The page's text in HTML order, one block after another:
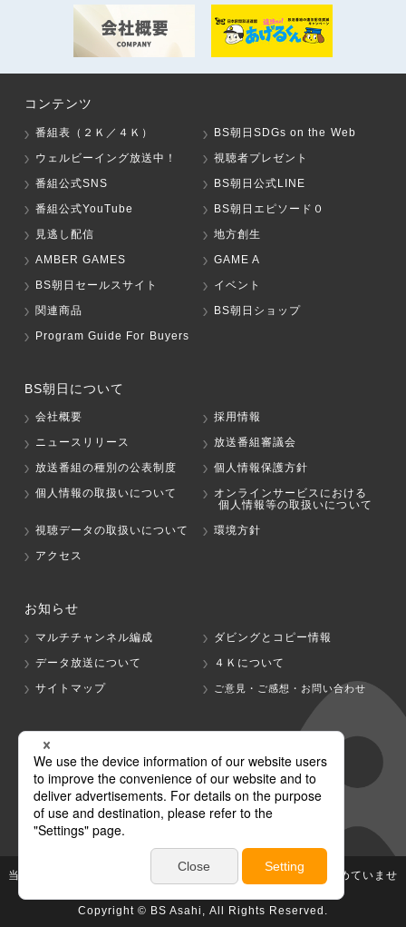
コンテンツ
番組表（２Ｋ／４Ｋ）
BS朝日SDGs on the Web
ウェルビーイング放送中！
視聴者プレゼント
番組公式SNS
BS朝日公式LINE
番組公式YouTube
BS朝日エピソード０
見逃し配信
地方創生
AMBER GAMES
GAME A
BS朝日セールスサイト
イベント
関連商品
BS朝日ショップ
Program Guide For Buyers
BS朝日について
会社概要
採用情報
ニュースリリース
放送番組審議会
放送番組の種別の公表制度
個人情報保護方針
個人情報の取扱いについて
オンラインサービスにおける
個人情報等の取扱いについて
視聴データの取扱いについて
環境方針
アクセス
お知らせ
マルチチャンネル編成
ダビングとコピー情報
データ放送について
４Ｋについて
サイトマップ
ご意見・ご感想・お問い合わせ
グループ会社
テレビ朝日 テレ朝チャンネル
当社が著作権、著作隣接権を有する放送番組等の無断利用は認めていませ
ん。
Copyright © BS Asahi, All Rights Reserved.